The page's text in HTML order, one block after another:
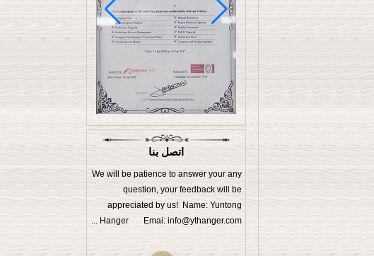
اتصل بنا
We will be patience to answer your any
question, your feedback will be
appreciated by us! Name: Yuntong
Hanger Emai: info@ythanger.com ...